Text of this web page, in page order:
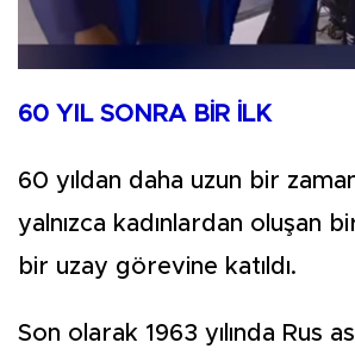
60 YIL SONRA BİR İLK
60 yıldan daha uzun bir
yalnızca kadınlardan oluşan
bir uzay görevine katıldı.
Son olarak 1963 yılında Rus